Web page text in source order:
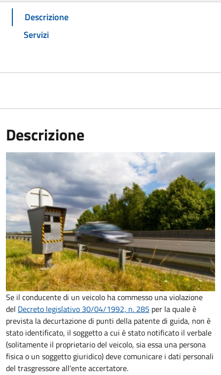
Descrizione
Servizi
Descrizione
Se il conducente di un veicolo ha commesso una violazione
del Decreto legislativo 30/04/1992, n. 285 per la quale è
prevista la decurtazione di punti della patente di guida, non è
stato identificato, il soggetto a cui è stato notificato il verbale
(solitamente il proprietario del veicolo, sia essa una persona
fisica o un soggetto giuridico) deve comunicare i dati personali
del trasgressore all'ente accertatore.